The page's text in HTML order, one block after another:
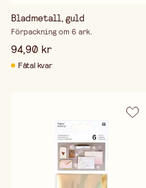
Bladmetall, guld
Förpackning om 6 ark.
94,90 kr
Fåtal kvar